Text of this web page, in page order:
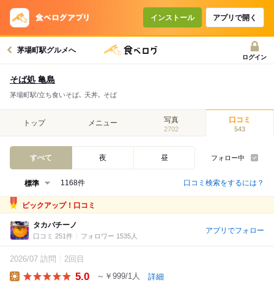
インストール アプリで開く
茅場町駅グルメへ
ログイン
そば処 亀島
茅場町駅/立ち食いそば､ 天丼､ そば
トップ メニュー 写真
2702
口コミ
543
すべて 夜 昼 フォロー中
1168件 口コミ検索をするには？
ピックアップ！口コミ
タカパチーノ
口コミ 251件 フォロワー 1535人
アプリでフォロー
2026/07 訪問 2回目
5.0 ～￥999/1人 詳細